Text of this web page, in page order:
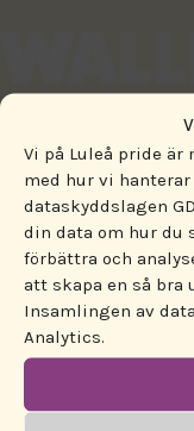
Vi på Luleå pride
med hur vi
dataskyddslagen
din data om hur du
förbättra och
att skapa en så
Insamlingen av
Analytics.
11 februari 2025
ByOskar
TID: Lördag 16
PLATS:
Föreläsning/